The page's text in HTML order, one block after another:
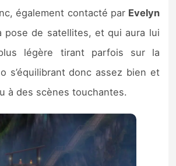
également contacté par Evelyn
pose de satellites, et qui aura lui
légère tirant parfois sur la
s’équilibrant donc assez bien et
à des scènes touchantes.